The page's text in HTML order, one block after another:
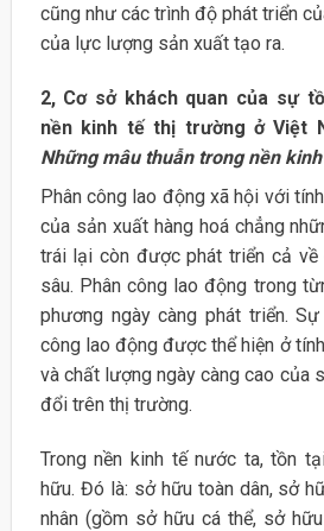
cũng như các trình độ phát triển
của lực lượng sản xuất tạo ra.
2, Cơ sở khách quan của sự
nền kinh tế thị trường ở Việt
Những mâu thuẫn trong nền
Phân công lao động xã hội với
của sản xuất hàng hoá chẳng
trái lại còn được phát triển cả về
sâu. Phân công lao động trong
phương ngày càng phát triển.
công lao động được thể hiện ở
và chất lượng ngày càng cao của
đổi trên thị trường.
Trong nền kinh tế nước ta, tồn
hữu. Đó là: sở hữu toàn dân, sở
nhân (gồm sở hữu cá thể, sở